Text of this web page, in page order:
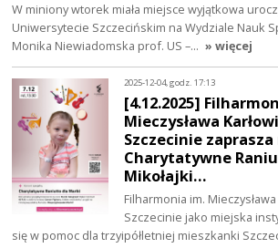
W miniony wtorek miała miejsce wyjątkowa
Uniwersytecie Szczecińskim na Wydziale Nauk
Monika Niewiadomska prof. US –… » więcej
2025-12-04, godz. 17:13
[4.12.2025]
Mieczysława
Szczecinie zaprasza
Charytatywne
Mikołajki…
Filharmonia im.
Szczecinie jako miejska
się w pomoc dla trzyipółletniej mieszkanki